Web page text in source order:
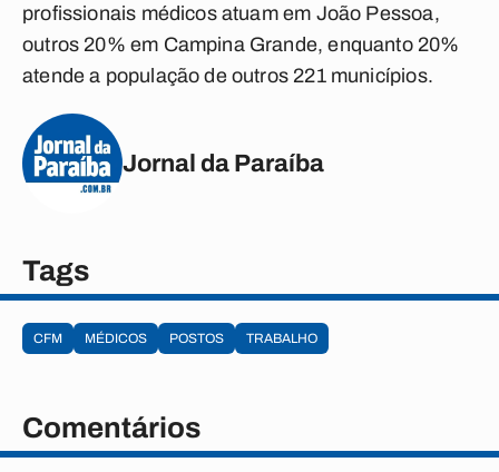
profissionais médicos atuam em João Pessoa,
outros 20% em Campina Grande, enquanto 20%
atende a população de outros 221 municípios.
Jornal da Paraíba
Tags
CFM MÉDICOS POSTOS TRABALHO
Comentários